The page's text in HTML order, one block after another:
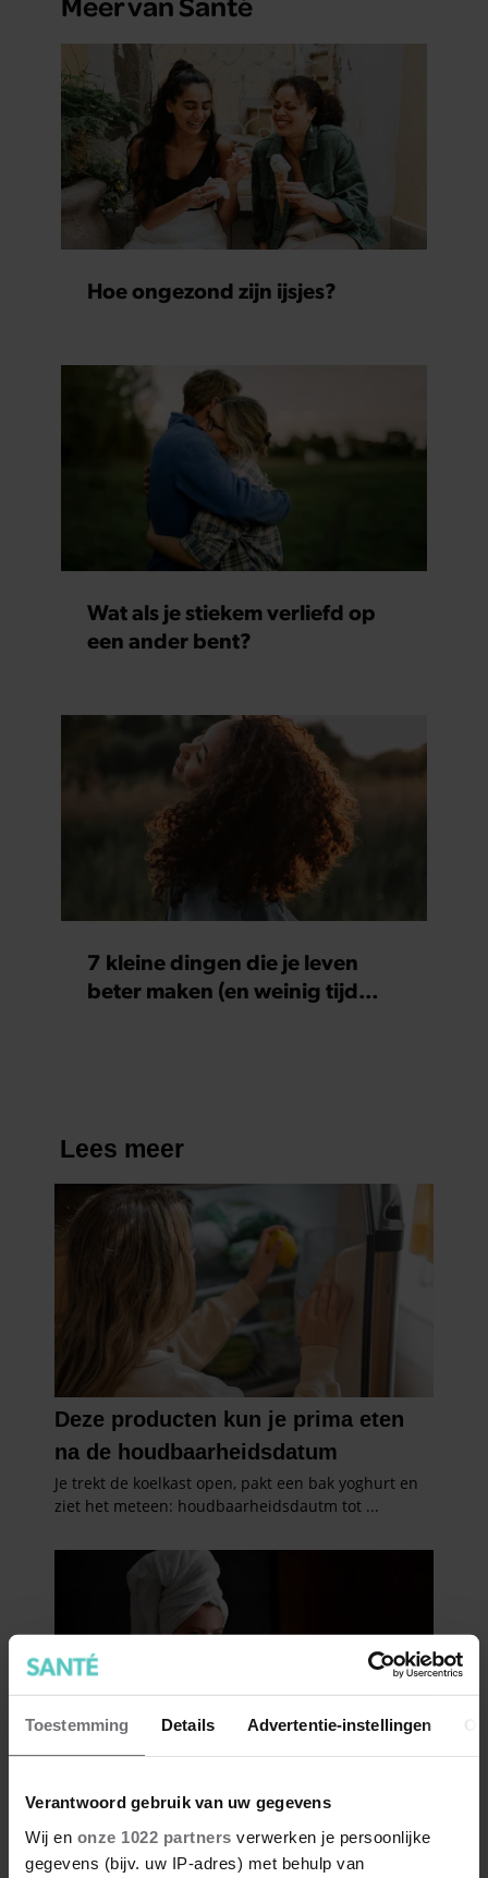
Toestemming Details Advertentie-instellingen
Verantwoord gebruik van uw gegevens
Wij en onze 1022 partners verwerken je persoonlijke
gegevens (bijv. uw IP-adres) met behulp van
Hoe ongezond zijn ijsjes?
Wat als je stiekem verliefd op
een ander bent?
7 kleine dingen die je leven
beter maken (en weinig tijd